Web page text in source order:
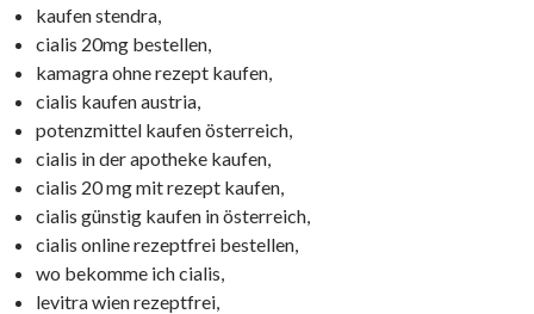
kaufen stendra,
cialis 20mg bestellen,
kamagra ohne rezept kaufen,
cialis kaufen austria,
potenzmittel kaufen österreich,
cialis in der apotheke kaufen,
cialis 20 mg mit rezept kaufen,
cialis günstig kaufen in österreich,
cialis online rezeptfrei bestellen,
wo bekomme ich cialis,
levitra wien rezeptfrei,